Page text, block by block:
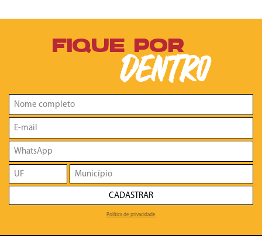
FIQUE POR
DENTRO
CADASTRAR
Política de privacidade